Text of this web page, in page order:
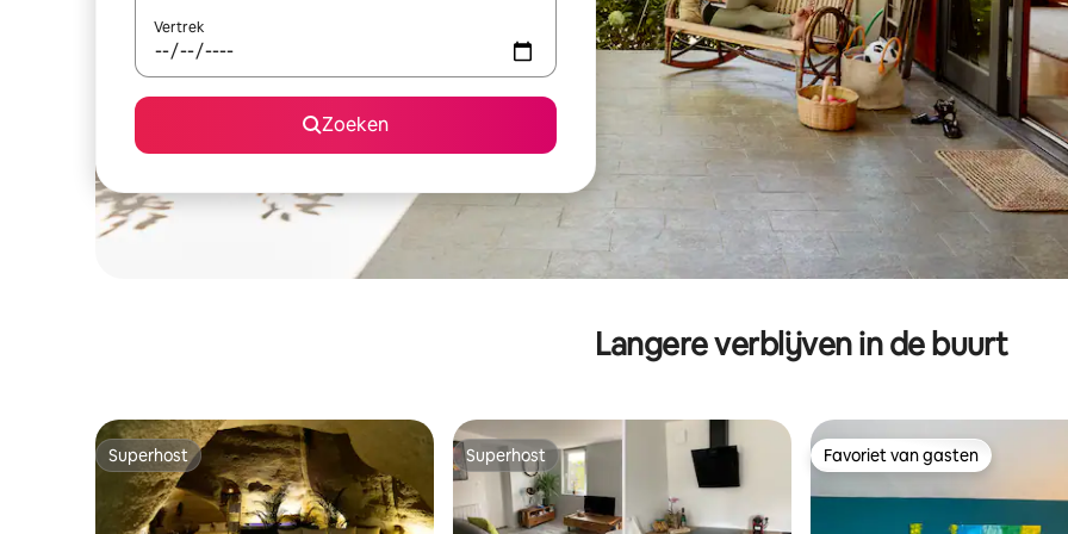
Vertrek
Zoeken
Langere verblijven in de buurt
Superhost
Superhost Superhost
Superhost Favoriet van gasten
Favoriet van gasten